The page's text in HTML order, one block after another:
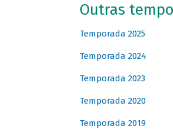
Outras
Temporada 2025
Temporada 2024
Temporada 2023
Temporada 2020
Temporada 2019